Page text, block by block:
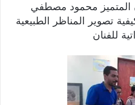
المتميز محمود مصطفي
تصوير المناظر الطبيعية
للفنان